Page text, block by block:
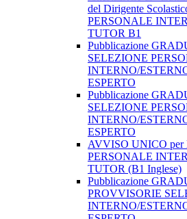
del Dirigente
PERSONALE
TUTOR B1
Pubblicazione
SELEZIONE
INTERNO/
ESPERTO
Pubblicazione
SELEZIONE
INTERNO/
ESPERTO
AVVISO UNICO per
PERSONALE
TUTOR (B1 Inglese)
Pubblicazione
PROVVISORIE
INTERNO/